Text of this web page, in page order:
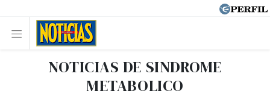
NOTICIAS DE SINDROME
METABOLICO